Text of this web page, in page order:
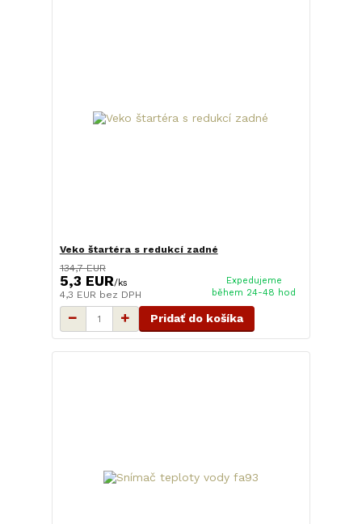
Veko štartéra s redukcí zadné
134,7 EUR
5,3 EUR/ks
4,3 EUR bez DPH
Expedujeme
během 24-48 hod
Pridať do košíka